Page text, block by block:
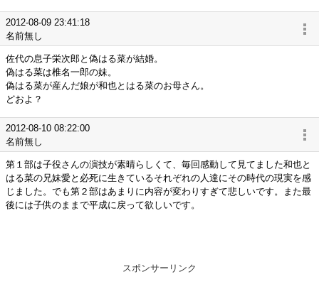
2012-08-09 23:41:18
名前無し
佐代の息子栄次郎と偽はる菜が結婚。
偽はる菜は椎名一郎の妹。
偽はる菜が産んだ娘が和也とはる菜のお母さん。
どおよ？
2012-08-10 08:22:00
名前無し
第１部は子役さんの演技が素晴らしくて、毎回感動して見てました和也と
はる菜の兄妹愛と必死に生きているそれぞれの人達にその時代の現実を感
じました。でも第２部はあまりに内容が変わりすぎて悲しいです。また最
後には子供のままで平成に戻って欲しいです。
スポンサーリンク